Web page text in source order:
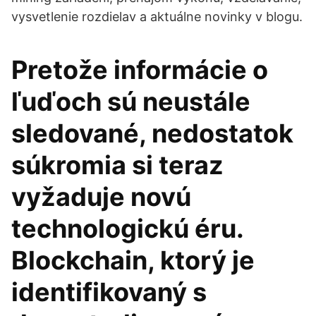
vysvetlenie rozdielav a aktuálne novinky v blogu.
Pretože informácie o
ľuďoch sú neustále
sledované, nedostatok
súkromia si teraz
vyžaduje novú
technologickú éru.
Blockchain, ktorý je
identifikovaný s